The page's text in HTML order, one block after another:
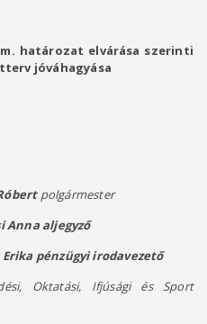
határozat elvárása szerinti
jóváhagyása
polgármester
Anna aljegyző
pénzügyi irodavezető
Oktatási, Ifjúsági és Sport